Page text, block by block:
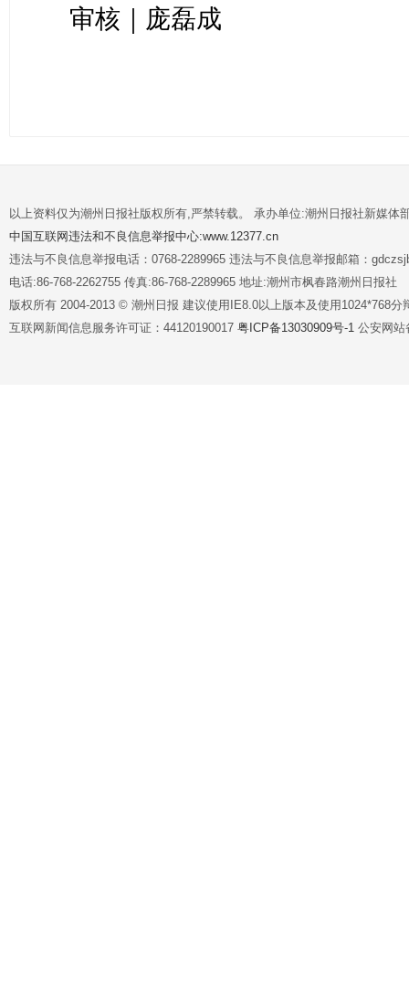
审核｜庞磊成
以上资料仅为潮州日报社版权所有,严禁转载。 承办单位:潮州日报社新媒体
中国互联网违法和不良信息举报中心:www.12377.cn
违法与不良信息举报电话：0768-2289965 违法与不良信息举报邮箱：
电话:86-768-2262755 传真:86-768-2289965 地址:潮州市枫春路潮州日报社
版权所有 2004-2013 © 潮州日报 建议使用IE8.0以上版本及使用1024*768分
互联网新闻信息服务许可证：44120190017 粤ICP备13030909号-1 公安网站